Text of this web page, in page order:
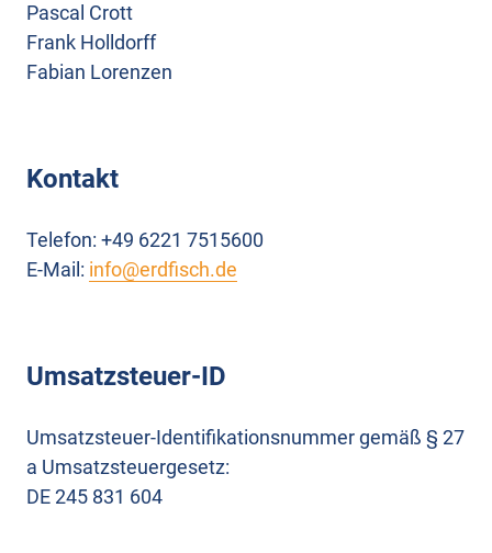
Pascal Crott
Frank Holldorff
Fabian Lorenzen
Kontakt
Telefon: +49 6221 7515600
E-Mail: info@erdfisch.de
Umsatzsteuer-ID
Umsatzsteuer-Identifikationsnummer gemäß § 27
a Umsatzsteuergesetz:
DE 245 831 604